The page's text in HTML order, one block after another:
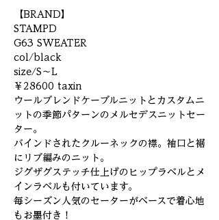
【BRAND】
STAMPD
G63 SWEATER
col/black
size/S～L
￥28600 taxin
ウールブレンドケーブルニットとカスタムニ
ットの季節パターンのメルセデスニットセー
ター。
バインドされたクルーネックの襟。袖口と裾
にリブ編みのニット。
ジグザグステッチ仕上げのヒップラベルとメ
インラベルも付いています。
毎シーズン人気のセーターがベースで着心地
もお墨付き！